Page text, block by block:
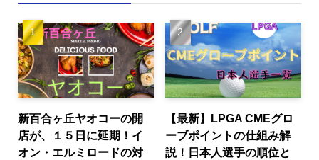
新百合ヶ丘ヤオコーの開
店が、１５日に延期！イ
オン・エルミロードの対
【最新】LPGA CMEグロ
ーブポイントの仕組み解
説！日本人選手の順位と